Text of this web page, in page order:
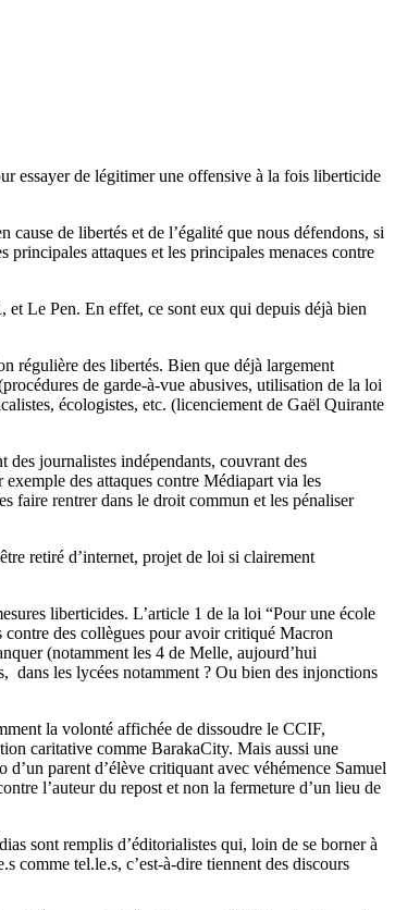
essayer de légitimer une offensive à la fois liberticide
de libertés et de l’égalité que nous défendons, si
attaques et les principales menaces contre
et Le Pen. En effet, ce sont eux qui depuis déjà bien
régulière des libertés. Bien que déjà largement
de garde-à-vue abusives, utilisation de la loi
écologistes, etc. (licenciement de Gaël Quirante
des journalistes indépendants, couvrant des
des attaques contre Médiapart via les
faire rentrer dans le droit commun et les pénaliser
retiré d’internet, projet de loi si clairement
liberticides. L’article 1 de la loi “Pour une école
contre des collègues pour avoir critiqué Macron
(notamment les 4 de Melle, aujourd’hui
dans les lycées notamment ? Ou bien des injonctions
la volonté affichée de dissoudre le CCIF,
caritative comme BarakaCity. Mais aussi une
parent d’élève critiquant avec véhémence Samuel
l’auteur du repost et non la fermeture d’un lieu de
sont remplis d’éditorialistes qui, loin de se borner à
comme tel.le.s, c’est-à-dire tiennent des discours